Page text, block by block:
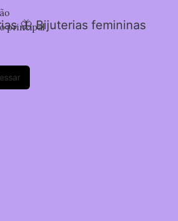
principal
🦋 Bijuterias femininas